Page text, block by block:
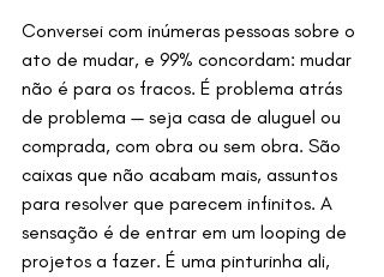
Conversei com inúmeras pessoas sobre o
ato de mudar, e 99% concordam: mudar
não é para os fracos. É problema atrás
de problema — seja casa de aluguel ou
comprada, com obra ou sem obra. São
caixas que não acabam mais, assuntos
para resolver que parecem infinitos. A
sensação é de entrar em um looping de
projetos a fazer. É uma pinturinha ali,